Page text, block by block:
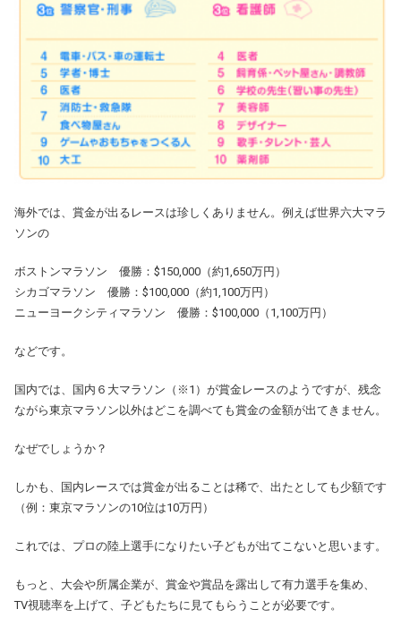
海外では、賞金が出るレースは珍しくありません。例えば世界六大マラ
ソンの
ボストンマラソン 優勝：$150,000（約1,650万円）
シカゴマラソン 優勝：$100,000（約1,100万円）
ニューヨークシティマラソン 優勝：$100,000（1,100万円）
などです。
国内では、国内６大マラソン（※1）が賞金レースのようですが、残念
ながら東京マラソン以外はどこを調べても賞金の金額が出てきません。
なぜでしょうか？
しかも、国内レースでは賞金が出ることは稀で、出たとしても少額です
（例：東京マラソンの10位は10万円）
これでは、プロの陸上選手になりたい子どもが出てこないと思います。
もっと、大会や所属企業が、賞金や賞品を露出して有力選手を集め、
TV視聴率を上げて、子どもたちに見てもらうことが必要です。